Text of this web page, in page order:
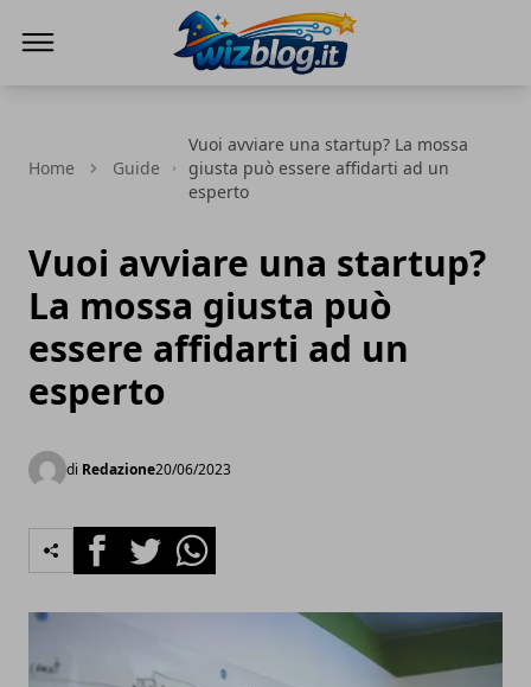
Home Guide
Vuoi avviare una startup? La mossa
giusta può essere affidarti ad un
esperto
Vuoi avviare una startup?
La mossa giusta può
essere affidarti ad un
esperto
di Redazione20/06/2023
FacebookTwitterWhatsapp